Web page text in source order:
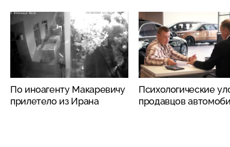
По иноагенту Макаревичу
прилетело из Ирана
Психологические
продавцов